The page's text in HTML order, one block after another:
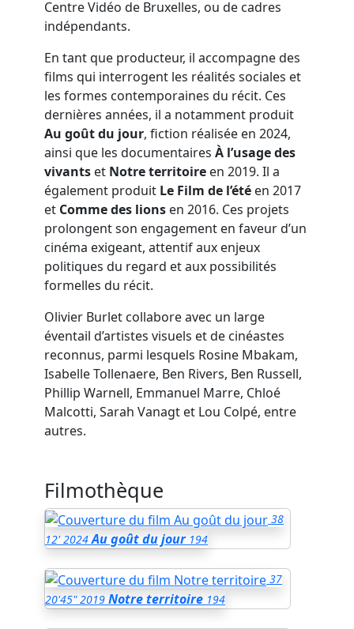
Centre Vidéo de Bruxelles, ou de cadres
indépendants.
En tant que producteur, il accompagne des
films qui interrogent les réalités sociales et
les formes contemporaines du récit. Ces
dernières années, il a notamment produit
Au goût du jour, fiction réalisée en 2024,
ainsi que les documentaires À l’usage des
vivants et Notre territoire en 2019. Il a
également produit Le Film de l’été en 2017
et Comme des lions en 2016. Ces projets
prolongent son engagement en faveur d’un
cinéma exigeant, attentif aux enjeux
politiques du regard et aux possibilités
formelles du récit.
Olivier Burlet collabore avec un large
éventail d’artistes visuels et de cinéastes
reconnus, parmi lesquels Rosine Mbakam,
Isabelle Tollenaere, Ben Rivers, Ben Russell,
Phillip Warnell, Emmanuel Marre, Chloé
Malcotti, Sarah Vanagt et Lou Colpé, entre
autres.
Filmothèque
38
12' 2024 Au goût du jour 194
37
20'45" 2019 Notre territoire 194